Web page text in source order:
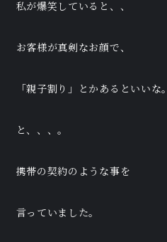
私が爆笑していると、、
お客様が真剣なお顔で、
「親子割り」とかあるといいな。
と、、、。
携帯の契約のような事を
言っていました。